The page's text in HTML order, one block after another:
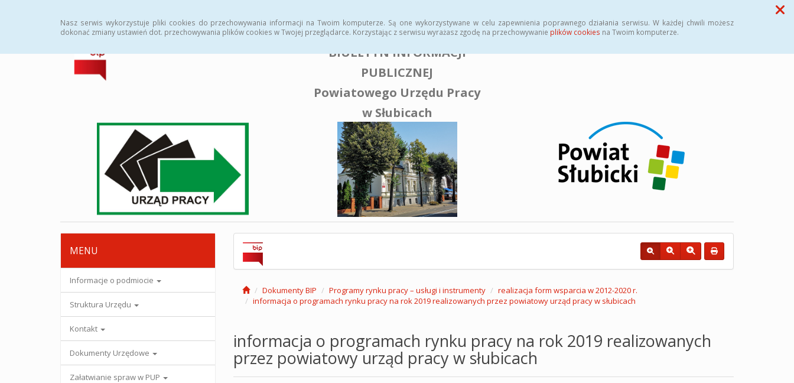
Nasz serwis wykorzystuje pliki cookies do przechowywania informacji na Twoim komputerze. Są one wykorzystywane w celu zapewnienia poprawnego działania serwisu. W każdej chwili możesz
dokonać zmiany ustawień dot. przechowywania plików cookies w Twojej przeglądarce. Korzystając z serwisu wyrażasz zgodę na przechowywanie plików cookies na Twoim komputerze.
Przycisk wyszukaj duży
BIULETYN INFORMACJI
PUBLICZNEJ
Powiatowego Urzędu Pracy
w Słubicach
MENU
Informacje o podmiocie
Struktura Urzędu
Kontakt
Dokumenty Urzędowe
Załatwianie spraw w PUP
Dokumenty BIP Programy rynku pracy – usługi i instrumenty
realizacja form wsparcia w 2012-2020 r.
informacja o programach rynku pracy na rok 2019 realizowanych przez powiatowy urząd pracy w słubicach
informacja o programach rynku pracy na rok 2019 realizowanych
przez powiatowy urząd pracy w słubicach